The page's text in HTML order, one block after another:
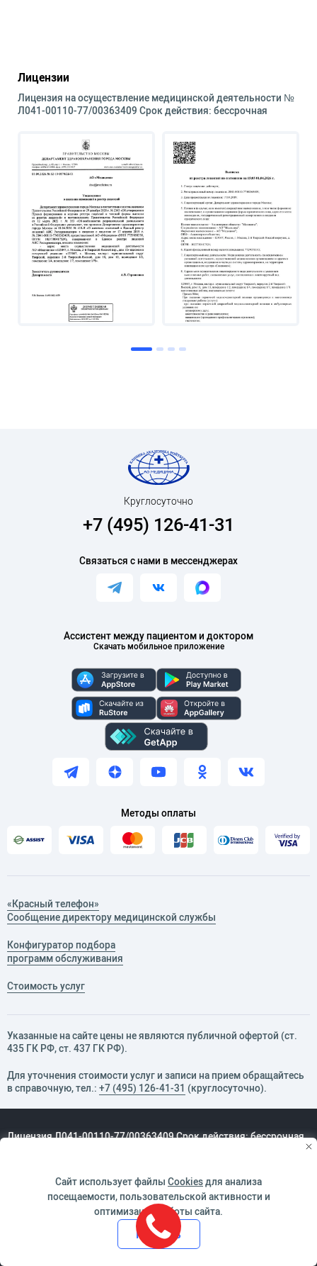
Лицензии
Лицензия на осуществление медицинской деятельности №
Л041-00110-77/00363409 Срок действия: бессрочная
Ассистент между пациентом и доктором
Скачать мобильное приложение
Круглосуточно
+7 (495) 126-41-31
Связаться с нами в мессенджерах
Методы оплаты
«Красный телефон»
Сообщение директору медицинской службы
Конфигуратор подбора
программ обслуживания
Стоимость услуг
Указанные на сайте цены не являются публичной офертой (ст.
435 ГК РФ, cт. 437 ГК РФ).
Для уточнения стоимости услуг и записи на прием обращайтесь
в справочную, тел.: +7 (495) 126-41-31 (круглосуточно).
Лицензия Л041-00110-77/00363409 Срок действия: бессрочная
Документ изменён: 02.12.2024
Доктрина информационной безопасности АО «Медицина»
Политика обработки персональных данных в АО «Медицина»
Сайт использует файлы Cookiesдля анализа
посещаемости, пользовательской активности и
оптимизации работы сайта.
Принять